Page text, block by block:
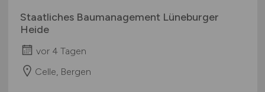
Staatliches Baumanagement Lüneburger
Heide
vor 4 Tagen
Celle, Bergen